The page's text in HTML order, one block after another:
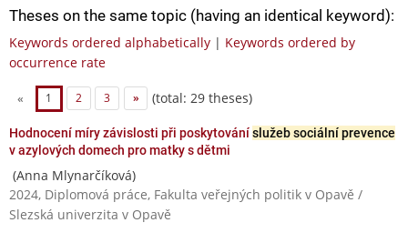
Theses on the same topic (having an identical keyword):
Keywords ordered alphabetically | Keywords ordered by
occurrence rate
« 1 2 3 » (total: 29 theses)
Hodnocení míry závislosti při poskytováníslužeb sociální prevence
v azylových domech pro matky s dětmi
(Anna Mlynarčíková)
2024, Diplomová práce, Fakulta veřejných politik v Opavě /
Slezská univerzita v Opavě